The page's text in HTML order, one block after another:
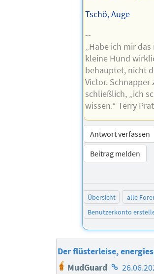
Tschö, Auge
--
„Habe ich mir
kleine Hund
behauptet, nicht
Victor.
schließlich, „ich
wissen.“ Terry
Antwort verfassen
Beitrag melden
Übersicht alle
Benutzerkonto
Der flüsterleise,
MudGuard Homepage